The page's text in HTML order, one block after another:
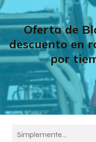
Oferta de
descuento en
por